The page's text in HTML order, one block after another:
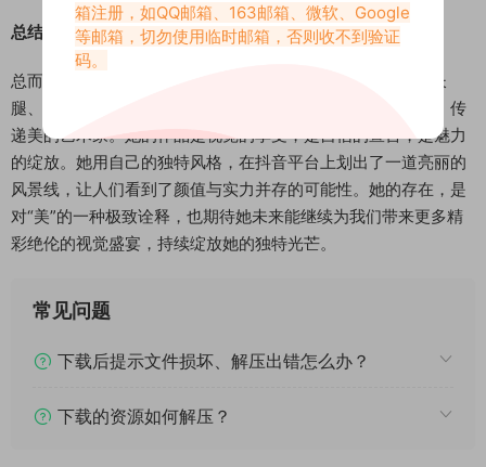
总结：不只是颜值博主，更是美的传播者
总而言之，“六六小阿姨秘语空间”不仅仅是一位高颜值、大长
腿、身材火辣的抖音颜值博主，她更是一位懂得如何展现美、传
递美的艺术家。她的作品是视觉的享受，是自信的宣言，是魅力
的绽放。她用自己的独特风格，在抖音平台上划出了一道亮丽的
风景线，让人们看到了颜值与实力并存的可能性。她的存在，是
对“美”的一种极致诠释，也期待她未来能继续为我们带来更多精
彩绝伦的视觉盛宴，持续绽放她的独特光芒。
常见问题
下载后提示文件损坏、解压出错怎么办？
下载的资源如何解压？
箱注册，如QQ邮箱、163邮箱、微软、Google
等邮箱，切勿使用临时邮箱，否则收不到验证
码。